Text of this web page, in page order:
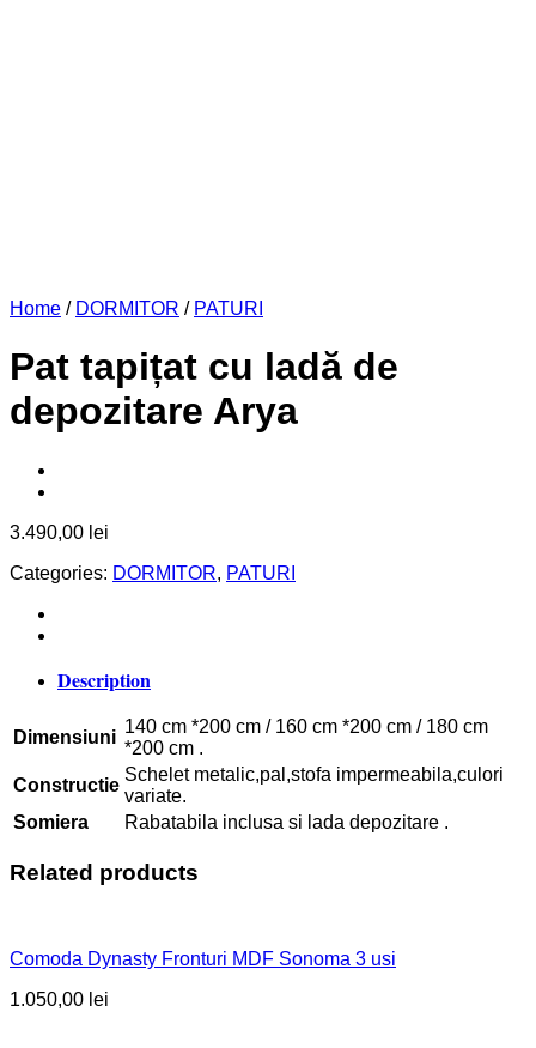
Home / DORMITOR / PATURI
Pat tapițat cu ladă de
depozitare Arya
3.490,00 lei
Categories: DORMITOR, PATURI
Description
Dimensiuni
140 cm *200 cm / 160 cm *200 cm / 180 cm
*200 cm .
Constructie
Schelet metalic,pal,stofa impermeabila,culori
variate.
Somiera
Rabatabila inclusa si lada depozitare .
Related products
Comoda Dynasty Fronturi MDF Sonoma 3 usi
1.050,00 lei